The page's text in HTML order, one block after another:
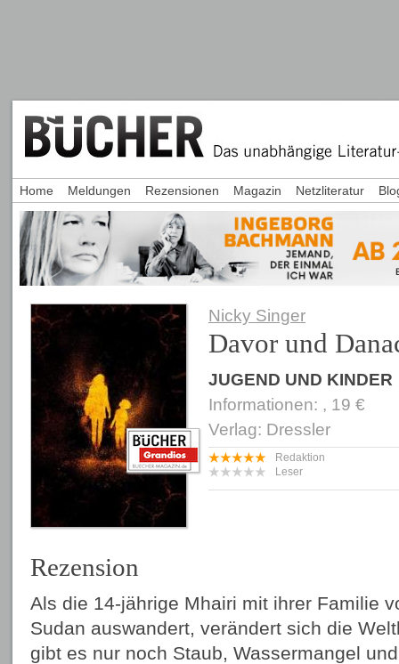
Nicky Singer
Davor und
JUGEND UND KINDER
Informationen: , 19 €
Verlag: Dressler
Redaktion
Leser
Rezension
Als die 14-jährige Mhairi mit ihrer Familie
Sudan auswandert, verändert sich die
gibt es nur noch Staub, Wassermangel
Home Meldungen Rezensionen Magazin Netzliteratur